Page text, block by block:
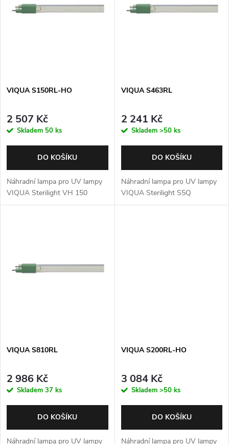
n
r
o
d
u
k
p
p
r
o
u
k
ů
VIQUA S150RL-HO
2 507 Kč
Skladem 50 ks
DO KOŠÍKU
Náhradní lampa pro UV lampy
VIQUA Sterilight VH 150
VIQUA S463RL
2 241 Kč
Skladem >50 ks
DO KOŠÍKU
Náhradní lampa pro UV lampy
VIQUA Sterilight S5Q
VIQUA S810RL
2 986 Kč
Skladem 37 ks
DO KOŠÍKU
Náhradní lampa pro UV lampy
VIQUA S200RL-HO
3 084 Kč
Skladem >50 ks
DO KOŠÍKU
Náhradní lampa pro UV lampy